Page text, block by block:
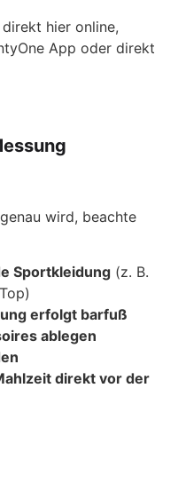
hier online,
App oder direkt
wird, beachte
Sportkleidung (z. B.
erfolgt barfuß
ablegen
direkt vor der